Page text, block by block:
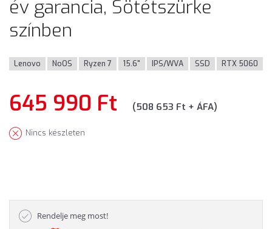
év garancia, Sötétszürke
színben
Lenovo NoOS Ryzen 7 15.6" IPS/WVA SSD RTX 5060
645 990 Ft (508 653 Ft + ÁFA)
Nincs készleten
Rendelje meg most!